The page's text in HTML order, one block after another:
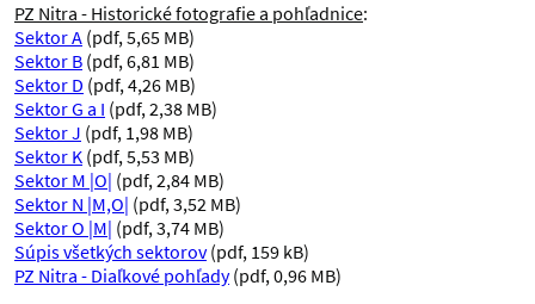
PZ Nitra - Historické fotografie a pohľadnice:
Sektor A (pdf, 5,65 MB)
Sektor B (pdf, 6,81 MB)
Sektor D (pdf, 4,26 MB)
Sektor G a I (pdf, 2,38 MB)
Sektor J (pdf, 1,98 MB)
Sektor K (pdf, 5,53 MB)
Sektor M |O| (pdf, 2,84 MB)
Sektor N |M,O| (pdf, 3,52 MB)
Sektor O |M| (pdf, 3,74 MB)
Súpis všetkých sektorov(pdf, 159 kB)
PZ Nitra - Diaľkové pohľady(pdf, 0,96 MB)